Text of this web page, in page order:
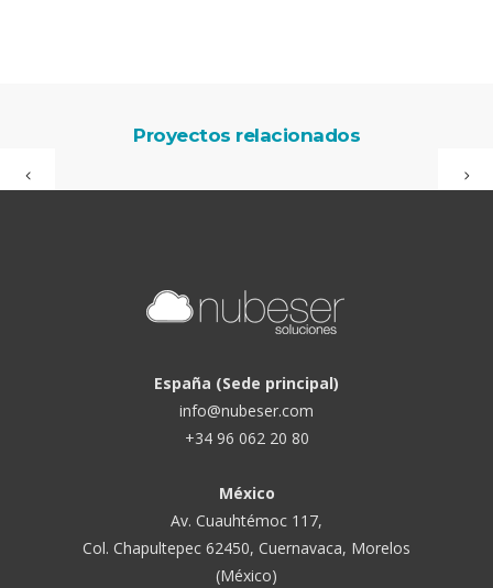
Proyectos relacionados
España (Sede principal)
info@nubeser.com
+34 96 062 20 80
México
Av. Cuauhtémoc 117,
Col. Chapultepec 62450, Cuernavaca, Morelos
(México)